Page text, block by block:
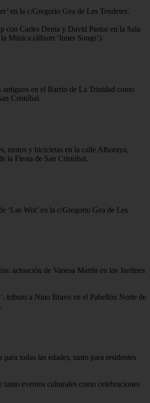
en la c/Gregorio Gea de Les Tendetes.
con Carles Denia y David Pastor en la Sala
Música (álbum ‘Inner Songs’).
antiguos en el Barrio de La Trinidad como
Cristóbal.
motos y bicicletas en la calle Alboraya,
la Fiesta de San Cristóbal.
‘Las Wot’ en la c/Gregorio Gea de Les
actuación de Vanesa Martín en los Jardines
tributo a Nino Bravo en el Pabellón Norte de
para todas las edades, tanto para residentes
eventos culturales como celebraciones